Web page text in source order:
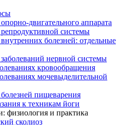
двигательного аппарата
системы
болезней: отдельные
нервной системы
кровообращения
мочевыделительной
пищеварения
к техникам йоги
физиология и практика
сколиоз